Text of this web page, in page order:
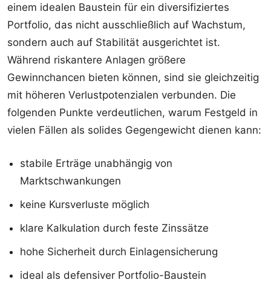
einem idealen Baustein für ein diversifiziertes
Portfolio, das nicht ausschließlich auf Wachstum,
sondern auch auf Stabilität ausgerichtet ist.
Während riskantere Anlagen größere
Gewinnchancen bieten können, sind sie gleichzeitig
mit höheren Verlustpotenzialen verbunden. Die
folgenden Punkte verdeutlichen, warum Festgeld in
vielen Fällen als solides Gegengewicht dienen kann:
stabile Erträge unabhängig von
Marktschwankungen
keine Kursverluste möglich
klare Kalkulation durch feste Zinssätze
hohe Sicherheit durch Einlagensicherung
ideal als defensiver Portfolio-Baustein